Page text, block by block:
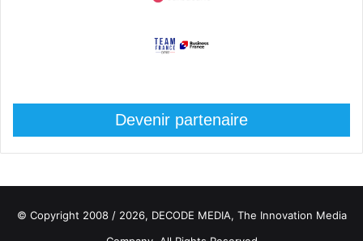
Devenir partenaire
© Copyright 2008 / 2026, DECODE MEDIA, The Innovation Media